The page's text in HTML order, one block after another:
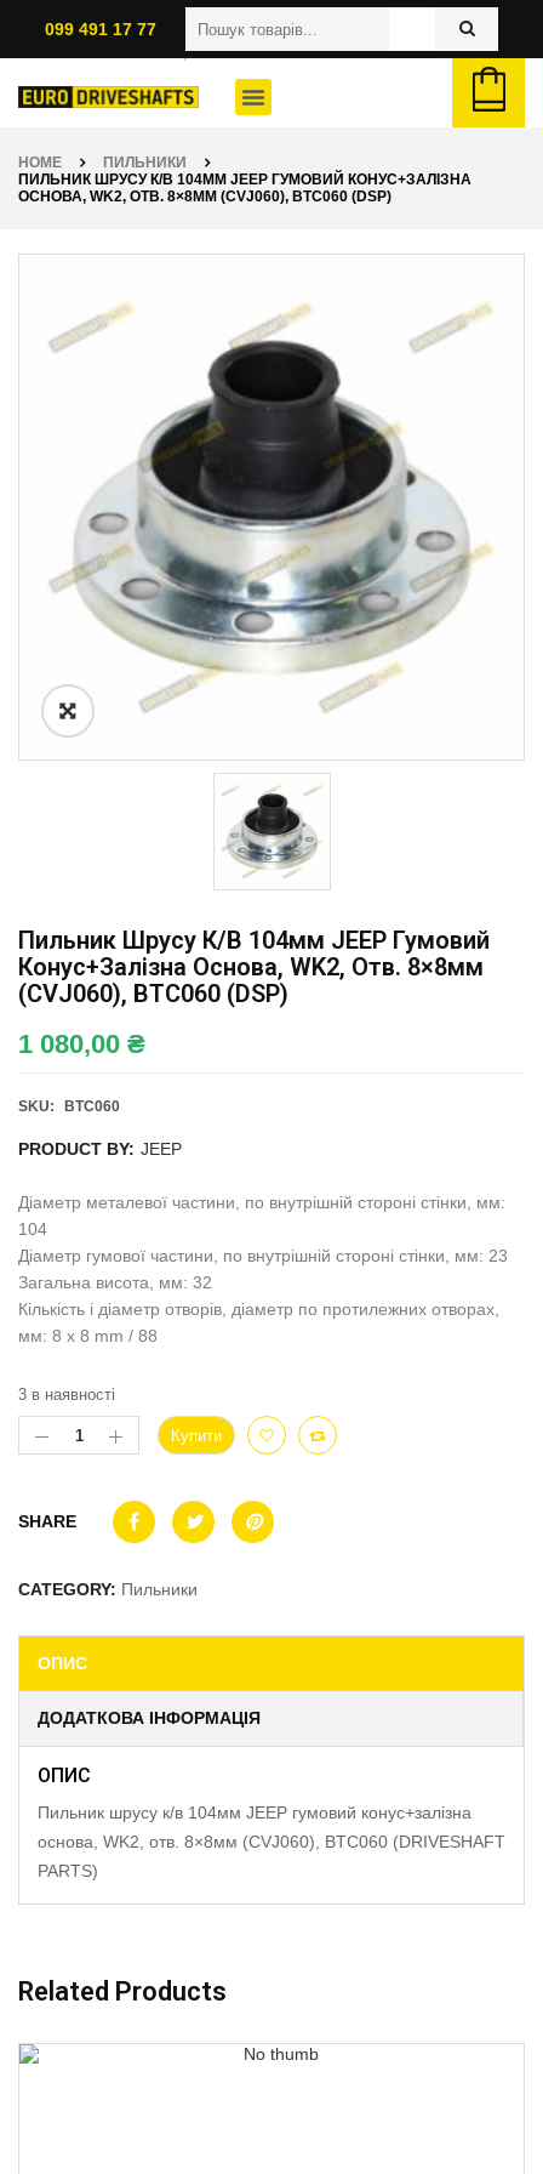
099 491 17 77
HOME
ПИЛЬНИКИ
ПИЛЬНИК ШРУСУ К/В 104ММ JEEP ГУМОВИЙ КОНУС+ЗАЛІЗНА
ОСНОВА, WK2, ОТВ. 8×8ММ (CVJ060), BTC060 (DSP)
Пильник Шрусу К/в 104мм JEEP Гумовий
Конус+залізна Основа, WK2, Отв. 8×8мм
(CVJ060), BTC060 (DSP)
1 080,00 ₴
SKU: BTC060
PRODUCT BY: JEEP
Діаметр металевої частини, по внутрішній стороні стінки, мм:
104
Діаметр гумової частини, по внутрішній стороні стінки, мм: 23
Загальна висота, мм: 32
Кількість і діаметр отворів, діаметр по протилежних отворах,
мм: 8 x 8 mm / 88
3 в наявності
Купити
SHARE
CATEGORY: Пильники
ОПИС
ДОДАТКОВА ІНФОРМАЦІЯ
ОПИС
Пильник шрусу к/в 104мм JEEP гумовий конус+залізна
основа, WK2, отв. 8×8мм (CVJ060), BTC060 (DRIVESHAFT
PARTS)
Related Products